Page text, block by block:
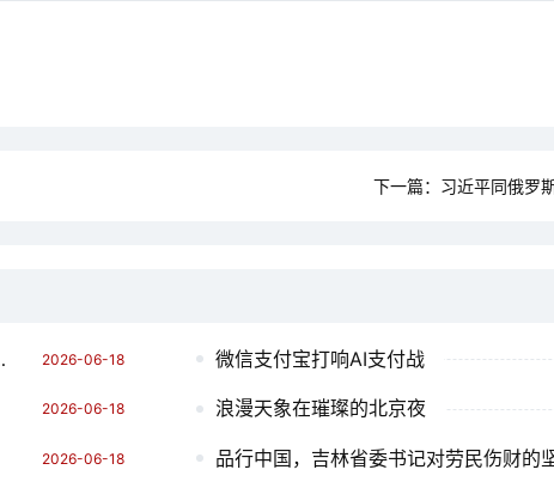
下一篇： 习近平同俄罗
2026-06-18 微信支付宝打响AI支付战
2026-06-18 浪漫天象在璀璨的北京夜
2026-06-18 品行中国，吉林省委书记对劳民伤财的坚决